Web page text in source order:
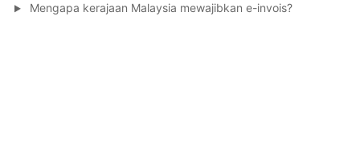
Mengapa kerajaan Malaysia mewajibkan e-invois?